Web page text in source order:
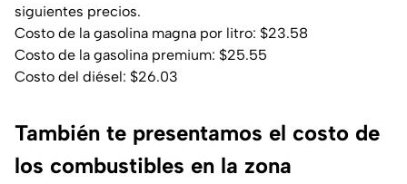
siguientes precios.
Costo de la gasolina magna por litro: $23.58
Costo de la gasolina premium: $25.55
Costo del diésel: $26.03
También te presentamos el costo de
los combustibles en la zona